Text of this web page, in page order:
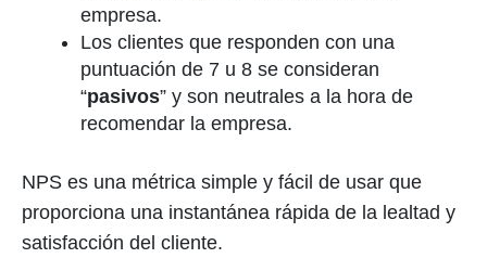
empresa.
Los clientes que responden con una
puntuación de 7 u 8 se consideran
“pasivos” y son neutrales a la hora de
recomendar la empresa.
NPS es una métrica simple y fácil de usar que
proporciona una instantánea rápida de la lealtad y
satisfacción del cliente.